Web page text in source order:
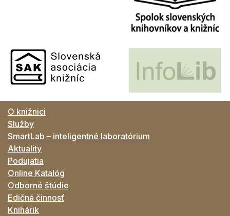
O knižnici
Služby
SmartLab – inteligentné laboratórium
Aktuality
Podujatia
Online Katalóg
Odborné štúdie
Edičná činnosť
Knihárik